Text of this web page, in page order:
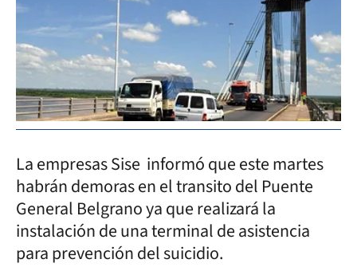
La empresas Sise informó que este martes
habrán demoras en el transito del Puente
General Belgrano ya que realizará la
instalación de una terminal de asistencia
para prevención del suicidio.